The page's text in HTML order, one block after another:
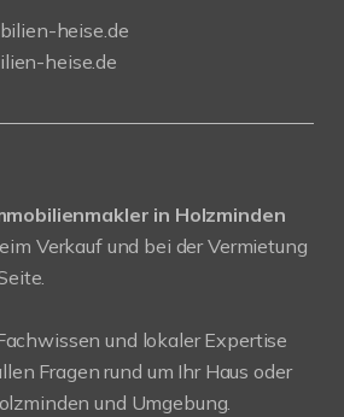
heise.de
heise.de
in Holzminden
Verkauf und bei der Vermietung
und lokaler Expertise
Fragen rund um Ihr Haus oder
und Umgebung.